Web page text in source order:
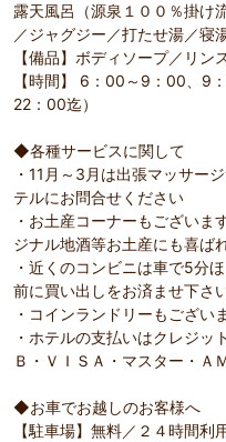
露天風呂（源泉１００％掛け
／ジャグジー／打たせ湯／寝
【備品】ボディソープ／リ
【時間】 6：00～9：00、9
22：00迄）
◆各種サービスに関して
・11月～3月は出張マッサー
テルにお問合せください
・お土産コーナーもございま
ジナル地酒等お土産にも喜ば
・近くのコンビニは車で5分
前に買い出しをお済ませ下さ
・コインランドリーもござい
・ホテルの支払いはクレジッ
Ｂ・ＶＩＳＡ・マスター・Ａ
◆お車でお越しのお客様へ
【駐車場】無料／２４時間利